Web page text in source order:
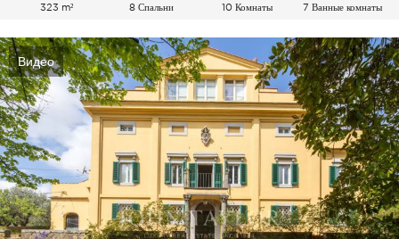
323 m² 8 Спальни 10 Комнаты 7 Ванные комнаты
Видео